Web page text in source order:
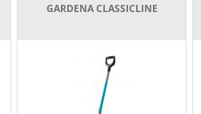
GARDENA CLASSICLINE